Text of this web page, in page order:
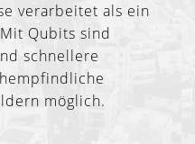
verarbeitet als ein
Qubits sind
schnellere
möglich.